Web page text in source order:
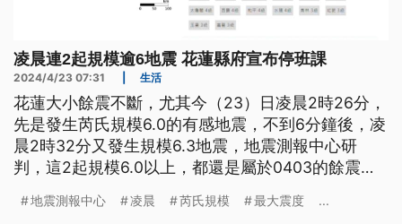
凌晨連2起規模逾6地震 花蓮縣府宣布停班課
2024/4/23 07:31 生活
花蓮大小餘震不斷，尤其今（23）日凌晨2時26分，
先是發生芮氏規模6.0的有感地震，不到6分鐘後，凌
晨2時32分又發生規模6.3地震，地震測報中心研
判，這2起規模6.0以上，都還是屬於0403的餘震，
課。
地震測報中心 凌晨 芮氏規模 最大震度 ...